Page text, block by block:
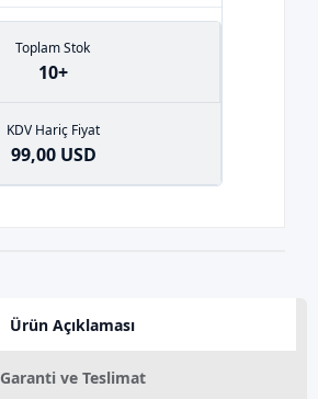
Toplam Stok
10+
KDV Hariç Fiyat
99,00 USD
Ürün Açıklaması
Garanti ve Teslimat